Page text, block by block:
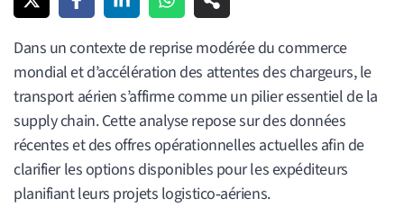
Dans un contexte de reprise modérée du commerce
mondial et d’accélération des attentes des chargeurs, le
transport aérien s’affirme comme un pilier essentiel de la
supply chain. Cette analyse repose sur des données
récentes et des offres opérationnelles actuelles afin de
clarifier les options disponibles pour les expéditeurs
planifiant leurs projets logistico‑aériens.